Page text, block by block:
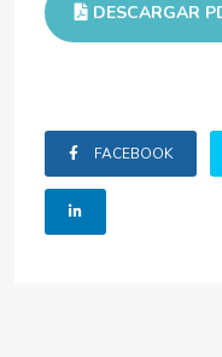
DESCARGAR
FACEBOOK